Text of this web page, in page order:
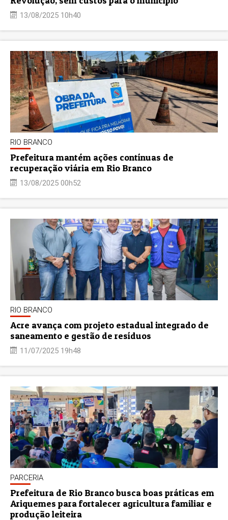
13/08/2025 10h40
RIO BRANCO
Prefeitura mantém ações contínuas de
recuperação viária em Rio Branco
13/08/2025 00h52
RIO BRANCO
Acre avança com projeto estadual integrado de
saneamento e gestão de resíduos
11/07/2025 19h48
PARCERIA
Prefeitura de Rio Branco busca boas práticas em
Ariquemes para fortalecer agricultura familiar e
produção leiteira